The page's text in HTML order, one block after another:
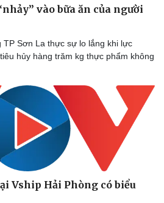
vào bữa ăn của người
TP Sơn La thực sự lo lắng khi lực
hủy hàng trăm kg thực phẩm không
Vship Hải Phòng có biểu